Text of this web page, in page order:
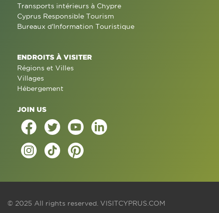
Transports intérieurs à Chypre
Cyprus Responsible Tourism
Bureaux d'Information Touristique
ENDROITS À VISITER
Régions et Villes
Villages
Hébergement
JOIN US
© 2025 All rights reserved. VISITCYPRUS.COM